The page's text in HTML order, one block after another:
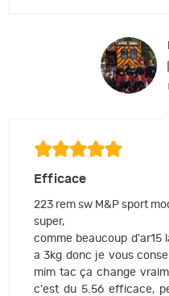
Efficace
223 rem sw M&P sport
super,
comme beaucoup d'ar15
a 3kg donc je vous
mim tac ça change
c'est du 5.56 efficace,